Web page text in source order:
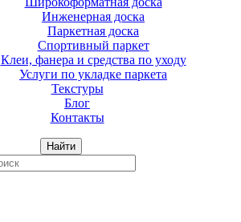
Инженерная доска
Паркетная доска
Спортивный паркет
Клеи, фанера и средства по уходу
Услуги по укладке паркета
Текстуры
Блог
Контакты
Найти